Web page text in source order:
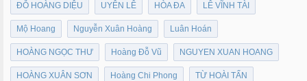
ĐỖ HOÀNG DIỆU UYÊN LÊ HÒA ĐA LÊ VĨNH TÀI
Mộ Hoang Nguyễn Xuân Hoàng Luân Hoán
HOÀNG NGỌC THƯ Hoàng Đỗ Vũ NGUYEN XUAN HOANG
HOÀNG XUÂN SƠN Hoàng Chi Phong TỪ HOÀI TẤN